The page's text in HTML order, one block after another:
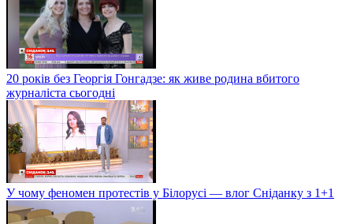
20 років без Георгія Гонгадзе: як живе родина вбитого
журналіста сьогодні
У чому феномен протестів у Білорусі — влог Сніданку з 1+1